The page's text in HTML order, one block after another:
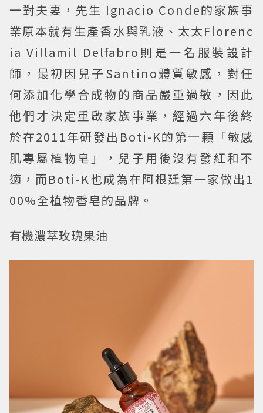
一對夫妻，先生 Ignacio Conde的家族事
業原本就有生產香水與乳液、太太Florenc
ia Villamil Delfabro則是一名服裝設計
師，最初因兒子Santino體質敏感，對任
何添加化學合成物的商品嚴重過敏，因此
他們才決定重啟家族事業，經過六年後終
於在2011年研發出Boti-K的第一顆「敏感
肌專屬植物皂」，兒子用後沒有發紅和不
適，而Boti-K也成為在阿根廷第一家做出1
00%全植物香皂的品牌。
有機濃萃玫瑰果油